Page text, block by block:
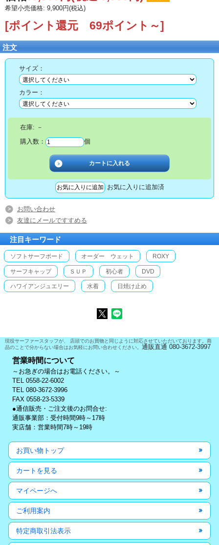
希望小売価格: 9,900円(税込)
[ポイント還元 69ポイント～]
注文
サイズ：
カラー：
在庫: －
購入数：
個
お気に入りに追加済
お問い合わせ
友達にメールですすめる
注目キーワード
ソフトサーフボード オーダー ウェット ROXY
サーフキャップ ＳＵＰ 初心者 DVD
ハワイアンジュエリー 水着 日焼け止め
現役サーファースタッフが、 店頭でのお買物と同じように対応させていただいております。商
品のことで分からない場合はお気軽にお問い合わせください。 通販直通 080-3672-3997
営業時間について
～お急ぎの場合はお電話ください。～
TEL 0558-22-6002
TEL 080-3672-3996
FAX 0558-23-5339
●通信販売・ご注文後のお問合せ:
通販事業部：受付時間9時～17時
実店舗：営業時間7時～19時
お買い物トップ
カートを見る
マイページへ
ご利用案内
特定商取引法表示